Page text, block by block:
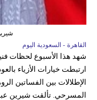
القاهرة - السعودية اليوم
شهد هذا الأسبوع لحظات
ارتبطت خيارات الأزياء
الإطلالات بين الفساتين
المسرحي. تألقت شيرين